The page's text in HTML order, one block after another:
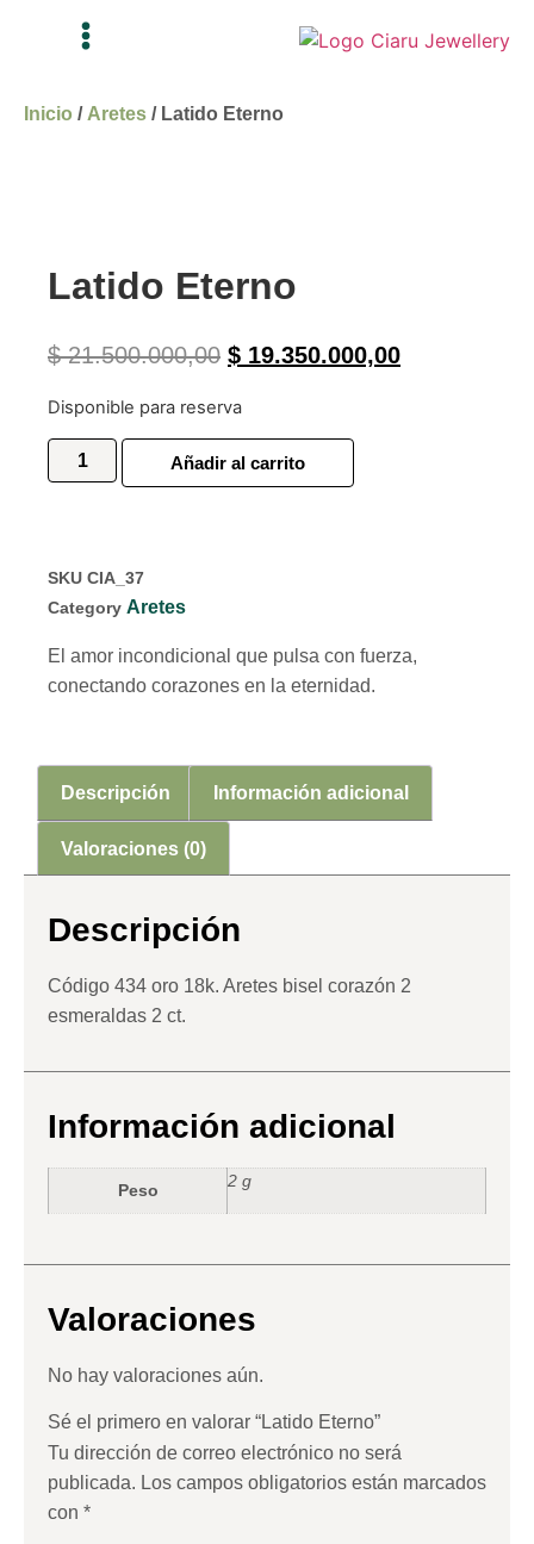
Inicio / Aretes / Latido Eterno
Latido Eterno
$21.500.000,00 $ 19.350.000,00
Disponible para reserva
Añadir al carrito
SKU CIA_37
Category Aretes
El amor incondicional que pulsa con fuerza,
conectando corazones en la eternidad.
Descripción Información adicional
Valoraciones (0)
Descripción
Código 434 oro 18k. Aretes bisel corazón 2
esmeraldas 2 ct.
Información adicional
Peso 2 g
Valoraciones
No hay valoraciones aún.
Sé el primero en valorar “Latido Eterno”
Tu dirección de correo electrónico no será
publicada. Los campos obligatorios están marcados
con *